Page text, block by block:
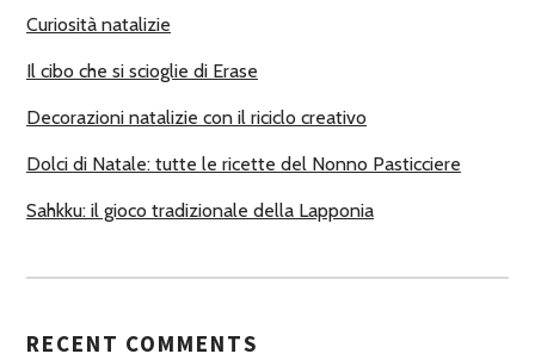
I
Curiosità natalizie
Il cibo che si scioglie di Erase
Decorazioni natalizie con il riciclo creativo
Dolci di Natale: tutte le ricette del Nonno Pasticciere
Sahkku: il gioco tradizionale della Lapponia
RECENT COMMENTS